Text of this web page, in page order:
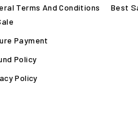
Terms And Conditions
Payment
Policy
Policy
Best